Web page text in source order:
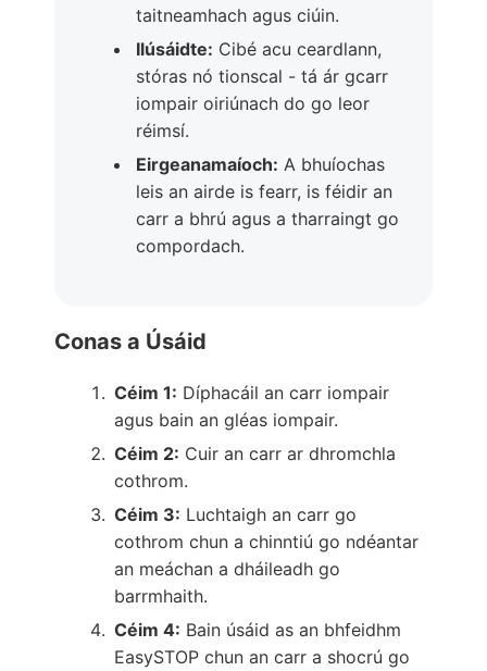
taitneamhach agus ciúin.
Ilúsáidte: Cibé acu ceardlann,
stóras nó tionscal - tá ár gcarr
iompair oiriúnach do go leor
réimsí.
Eirgeanamaíoch: A bhuíochas
leis an airde is fearr, is féidir an
carr a bhrú agus a tharraingt go
compordach.
Conas a Úsáid
Céim 1: Díphacáil an carr iompair
agus bain an gléas iompair.
Céim 2: Cuir an carr ar dhromchla
cothrom.
Céim 3: Luchtaigh an carr go
cothrom chun a chinntiú go ndéantar
an meáchan a dháileadh go
barrmhaith.
Céim 4: Bain úsáid as an bhfeidhm
EasySTOP chun an carr a shocrú go